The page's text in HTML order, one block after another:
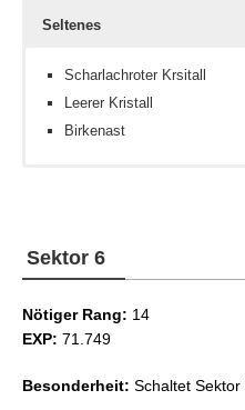
Seltenes
Scharlachroter Krsitall
Leerer Kristall
Birkenast
Sektor 6
Nötiger Rang: 14
EXP: 71.749
Besonderheit: Schaltet Sektor